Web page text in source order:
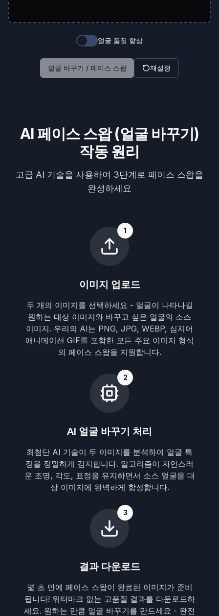
얼굴 품질 향상
얼굴 바꾸기 / 페이스 스왑 재설정
AI 페이스 스왑 (얼굴 바꾸기)
작동 원리
고급 AI 기술을 사용하여 3단계로 페이스 스왑을
완성하세요
1
이미지 업로드
두 개의 이미지를 선택하세요 - 얼굴이 나타나길
원하는 대상 이미지와 바꾸고 싶은 얼굴의 소스
이미지. 우리의 AI는 PNG, JPG, WEBP, 심지어
애니메이션 GIF를 포함한 모든 주요 이미지 형식
의 페이스 스왑을 지원합니다.
2
AI 얼굴 바꾸기 처리
최첨단 AI 기술이 두 이미지를 분석하여 얼굴 특
징을 정밀하게 감지합니다. 알고리즘이 자연스러
운 조명, 각도, 표정을 유지하면서 소스 얼굴을 대
상 이미지에 완벽하게 합성합니다.
3
결과 다운로드
몇 초 만에 페이스 스왑이 완료된 이미지가 준비
됩니다! 워터마크 없는 고품질 결과를 다운로드하
세요. 원하는 만큼 얼굴 바꾸기를 만드세요 - 완전